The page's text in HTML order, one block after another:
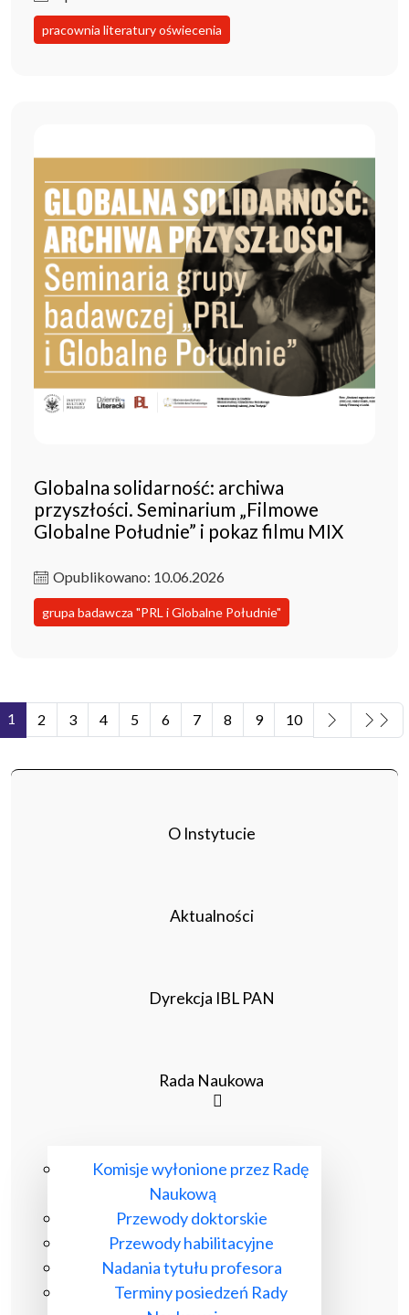
O Instytucie
Aktualności
Dyrekcja IBL PAN
Rada Naukowa
Komisje wyłonione przez Radę
Naukową
Przewody doktorskie
Przewody habilitacyjne
Nadania tytułu profesora
Terminy posiedzeń Rady
pracownia literatury oświecenia
Globalna solidarność: archiwa
przyszłości. Seminarium „Filmowe
Globalne Południe” i pokaz filmu MIX
Opublikowano: 10.06.2026
grupa badawcza "PRL i Globalne Południe"
Strona 1 z 15
1 2 3 4 5 6 7 8 9 10